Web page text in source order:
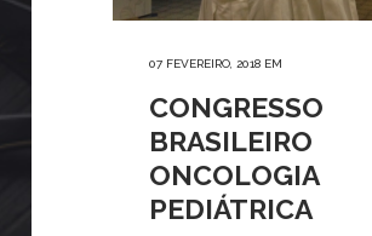
07 FEVEREIRO, 2018 EM
CONGRESSO
BRASILEIRO
ONCOLOGIA
PEDIÁTRICA